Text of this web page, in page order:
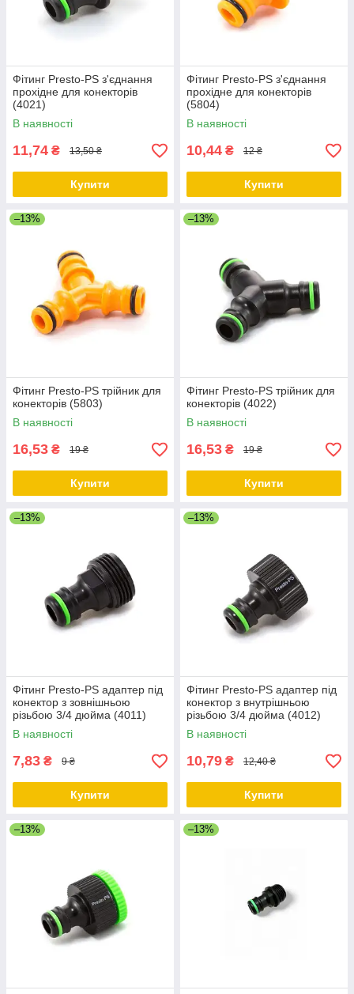
Фітинг Presto-PS з'єднання
прохідне для конекторів
(4021)
В наявності
11,74 ₴ 13,50 ₴
Купити
Фітинг Presto-PS з'єднання
прохідне для конекторів
(5804)
В наявності
10,44 ₴ 12 ₴
Купити
–13%
Фітинг Presto-PS трійник для
конекторів (5803)
В наявності
16,53 ₴ 19 ₴
Купити
–13%
Фітинг Presto-PS трійник для
конекторів (4022)
В наявності
16,53 ₴ 19 ₴
Купити
–13%
Фітинг Presto-PS адаптер під
конектор з зовнішньою
різьбою 3/4 дюйма (4011)
В наявності
7,83 ₴ 9 ₴
Купити
–13%
Фітинг Presto-PS адаптер під
конектор з внутрішньою
різьбою 3/4 дюйма (4012)
В наявності
10,79 ₴ 12,40 ₴
Купити
–13% –13%